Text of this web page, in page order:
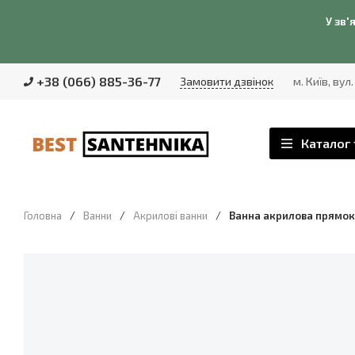
У
+38 (066) 885-36-77 Замовити дзвінок м. Київ,
Каталог
Головна / Ванни / Акрилові ванни / Ванна акрилова